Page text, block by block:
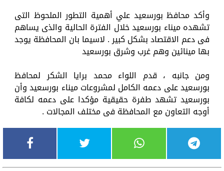
وأكد محافظ بورسعيد علي أهمية التطور الملحوظ التى
تشهده ميناء بورسعيد خلال الفترة الحالية والذى يساهم
فى دعم الاقتصاد بشكل كبير . لاسيما بان المحافظة يوجد
بها مينائين وهم غرب وشرق بورسعيد
ومن جانبه ، قدم اللواء محمد برايا الشكر لمحافظ
بورسعيد على دعمه الكامل لمشروعات ميناء بورسعيد وأن
بورسعيد تشهد طفرة حقيقية مؤكدا على دعمه لكافة
أوجه التعاون مع المحافظة فى مختلف المجالات .